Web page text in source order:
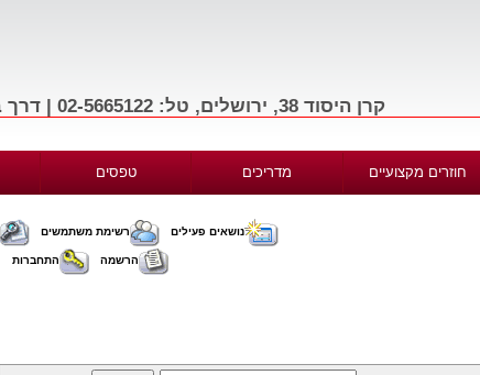
קרן היסוד 38, ירושלים, טל: 02-5665122 | דרך בגין 156, תל-אביב, טל: 03-9665122
חוזרים מקצועיים מדריכים טפסים
נושאים פעילים רשימת משתמשים
הרשמה התחברות